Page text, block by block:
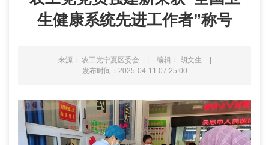
生健康系统先进工作者”称号
来源： 农工党宁夏区委会 | 编辑： 胡文生
|
发布时间：2025-04-11 07:25:00